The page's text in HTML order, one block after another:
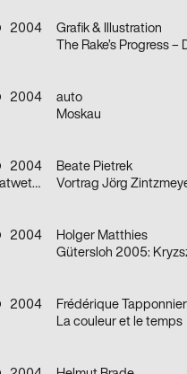
2004
Grafik & Illustration
The Rake’s Progress –
2004
auto
Moskau
2004
Zeig mir wo du wohnst … aus dem 18. Plakatwettbewerb des Deutschen Studentenwerks »Chancengleichheit – gleiche Chancen?!«
Beate Pietrek
Vortrag Jörg
2004
Holger Matthies
Gütersloh 2005:
2004
Frédérique Tapponnier
La couleur et le temps